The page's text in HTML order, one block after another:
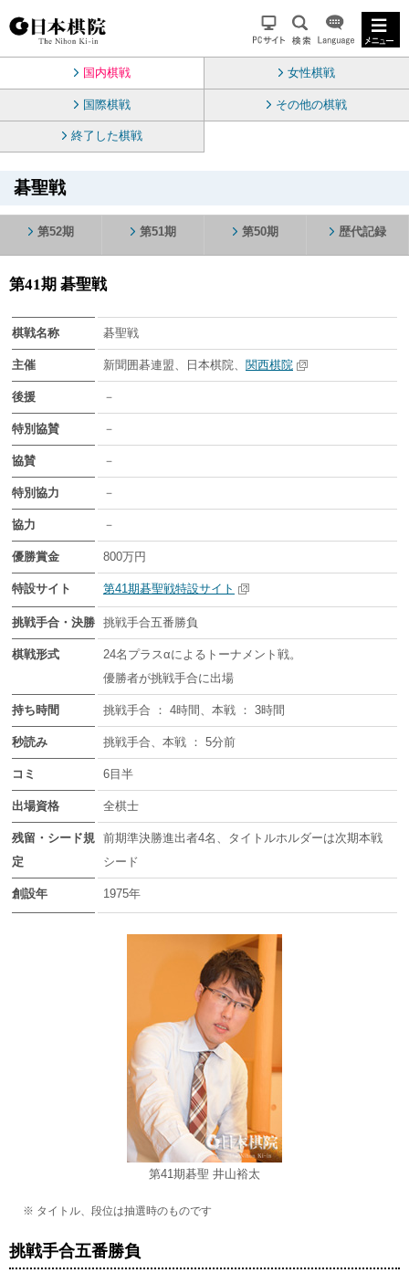
国内棋戦 女性棋戦
国際棋戦 その他の棋戦
終了した棋戦
碁聖戦
第52期 第51期 第50期 歴代記録
第41期 碁聖戦
棋戦名称 碁聖戦
主催 新聞囲碁連盟、日本棋院、 関西棋院
後援 －
特別協賛 －
協賛 －
特別協力 －
協力 －
優勝賞金 800万円
特設サイト 第41期碁聖戦特設サイト
挑戦手合・決勝 挑戦手合五番勝負
棋戦形式
24名プラスαによるトーナメント戦。
優勝者が挑戦手合に出場
持ち時間 挑戦手合 ： 4時間、本戦 ： 3時間
秒読み 挑戦手合、本戦 ： 5分前
コミ 6目半
出場資格 全棋士
残留・シード規
定
前期準決勝進出者4名、タイトルホルダーは次期本戦
シード
創設年 1975年
第41期碁聖 井山裕太
※ タイトル、段位は抽選時のものです
挑戦手合五番勝負